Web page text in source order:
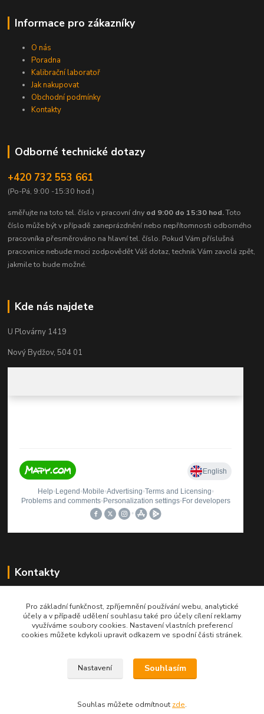
Informace pro zákazníky
O nás
Poradna
Kalibrační laboratoř
Jak nakupovat
Obchodní podmínky
Kontakty
Odborné technické dotazy
+420 732 553 661
(Po-Pá, 9:00 -15:30 hod.)
směřujte na toto tel. číslo v pracovní dny od 9:00 do 15:30 hod.Toto
číslo může být v případě zaneprázdnění nebo nepřítomnosti odborného
pracovníka přesměrováno na hlavní tel. číslo. Pokud Vám příslušná
pracovnice nebude moci zodpovědět Váš dotaz, technik Vám zavolá zpět,
jakmile to bude možné.
Kde nás najdete
U Plovárny 1419
Nový Bydžov, 504 01
Kontakty
+420 604 241 122
Po-Pá 8:00-12:00-12:30-15:30 hod.
info@qtest.cz
Copyright © 2021 Ing. Miloš Hušek - QTEST. Všechna práva vyhrazena.
Pro základní funkčnost, zpříjemnění používání webu, analytické
účely a v případě udělení souhlasu také pro účely cílení reklamy
využíváme soubory cookies. Nastavení vlastních preferencí
cookies můžete kdykoli upravit odkazem ve spodní části stránek.
Nastavení Souhlasím
Souhlas můžete odmítnout zde.